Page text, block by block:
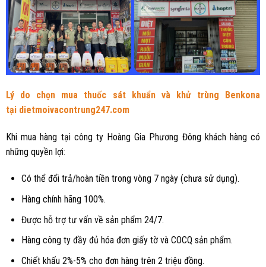
Lý do chọn mua thuốc sát khuẩn và khử trùng Benkona
tại dietmoivacontrung247.com
Khi mua hàng tại công ty Hoàng Gia Phương Đông khách hàng có
những quyền lợi:
Có thể đổi trả/hoàn tiền trong vòng 7 ngày (chưa sử dụng).
Hàng chính hãng 100%.
Được hỗ trợ tư vấn về sản phẩm 24/7.
Hàng công ty đầy đủ hóa đơn giấy tờ và COCQ sản phẩm.
Chiết khấu 2%-5% cho đơn hàng trên 2 triệu đồng.